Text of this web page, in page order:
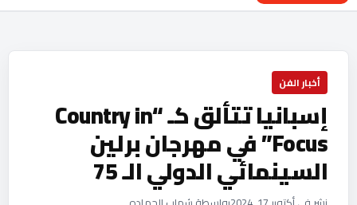
أخبار الفن
إسبانيا تتألق كـ “Country in
Focus” في مهرجان برلين
السينمائي الدولي الـ 75